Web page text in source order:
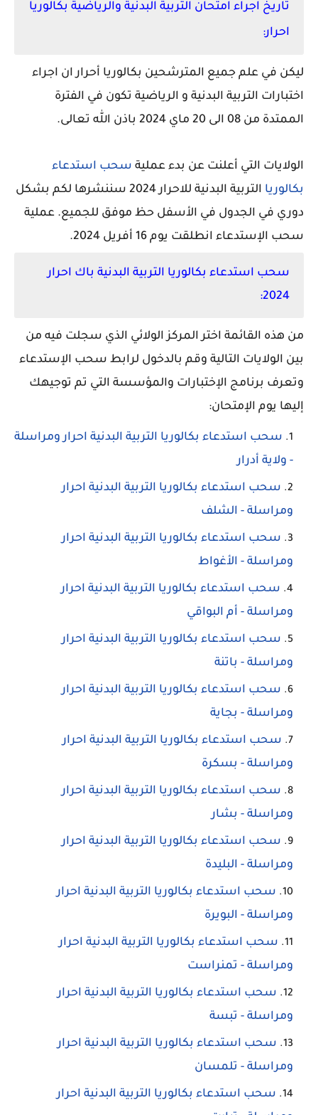
تاريخ اجراء امتحان التربية البدنية والرياضية بكالوريا
احرار:
ليكن في علم جميع المترشحين بكالوريا أحرار ان اجراء
اختبارات التربية البدنية و الرياضية تكون في الفترة
الممتدة من 08 الى 20 ماي 2024 باذن الله تعالى.
الولايات التي أعلنت عن بدء عملية سحب استدعاء
بكالوريا التربية البدنية للاحرار 2024 سننشرها
لكم بشكل
دوري في الجدول في الأسفل حظ موفق للجميع. عملية
سحب الإستدعاء انطلقت يوم 16 أفريل 2024.
سحب استدعاء بكالوريا التربية البدنية باك احرار
2024:
من هذه القائمة اختر المركز الولائي الذي سجلت فيه من
بين الولايات التالية وقم بالدخول لرابط سحب الإستدعاء
وتعرف برنامج الإختبارات والمؤسسة التي تم توجيهك
إليها يوم الإمتحان:
سحب استدعاء بكالوريا التربية البدنية احرار ومراسلة
- ولاية أدرار
سحب استدعاء بكالوريا التربية البدنية احرار
ومراسلة - الشلف
سحب استدعاء بكالوريا التربية البدنية احرار
ومراسلة - الأغواط
سحب استدعاء بكالوريا التربية البدنية احرار
ومراسلة - أم البواقي
سحب استدعاء بكالوريا التربية البدنية احرار
ومراسلة - باتنة
سحب استدعاء بكالوريا التربية البدنية احرار
ومراسلة - بجاية
سحب استدعاء بكالوريا التربية البدنية احرار
ومراسلة - بسكرة
سحب استدعاء بكالوريا التربية البدنية احرار
ومراسلة - بشار
سحب استدعاء بكالوريا التربية البدنية احرار
ومراسلة - البليدة
سحب استدعاء بكالوريا التربية البدنية احرار
ومراسلة - البويرة
سحب استدعاء بكالوريا التربية البدنية احرار
ومراسلة - تمنراست
سحب استدعاء بكالوريا التربية البدنية احرار
ومراسلة - تبسة
سحب استدعاء بكالوريا التربية البدنية احرار
ومراسلة - تلمسان
سحب استدعاء بكالوريا التربية البدنية احرار